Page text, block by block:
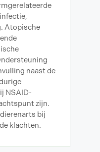
Atopische
naast de
NSAID-
zijn.
bij
klachten.